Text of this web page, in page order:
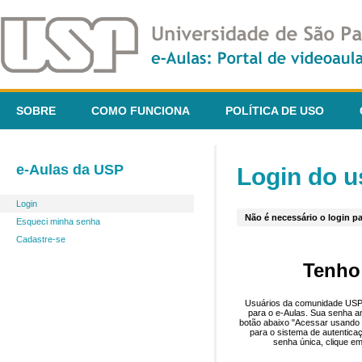
SOBRE COMO FUNCIONA POLÍTICA DE USO
e-Aulas da USP
Login
Esqueci minha senha
Cadastre-se
Login do
Não é necessário o login
Usuários da comunidade
para o e-Aulas. Sua senha
botão abaixo "Acessar
para o sistema de
senha única, clique